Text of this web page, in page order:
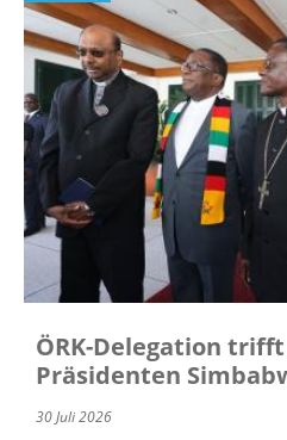
ÖRK-Delegation
Präsidenten
30 Juli 2026